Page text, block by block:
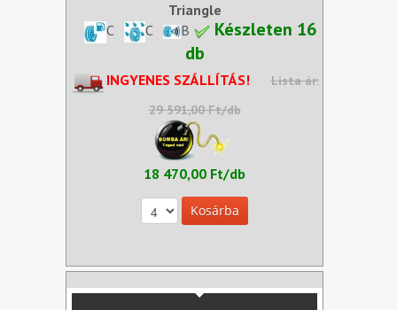
Triangle
C
C B
Készleten 16
db
INGYENES SZÁLLÍTÁS!
Lista ár:
29 591,00 Ft/db
18 470,00 Ft/db